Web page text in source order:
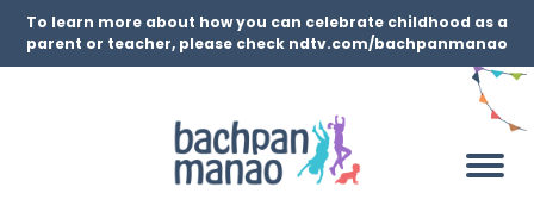
To learn more about how you can celebrate childhood as a
parent or teacher, please check ndtv.com/bachpanmanao